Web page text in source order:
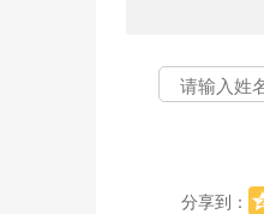
分享到：